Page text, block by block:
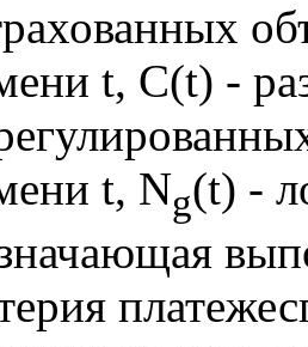
t, С(t) -
t, Ng(t) -